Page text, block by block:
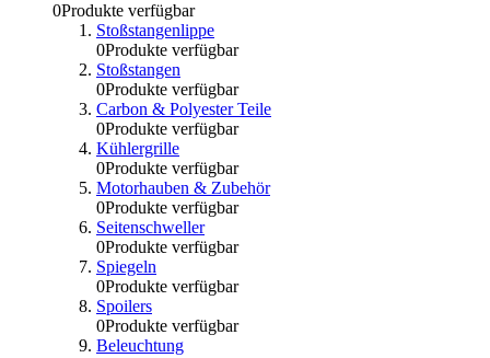
0Produkte verfügbar
Stoßstangenlippe
0Produkte verfügbar
Stoßstangen
0Produkte verfügbar
Carbon & Polyester Teile
0Produkte verfügbar
Kühlergrille
0Produkte verfügbar
Motorhauben & Zubehör
0Produkte verfügbar
Seitenschweller
0Produkte verfügbar
Spiegeln
0Produkte verfügbar
Spoilers
0Produkte verfügbar
Beleuchtung